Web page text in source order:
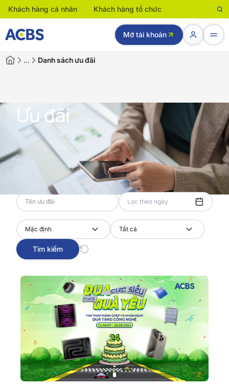
Khách hàng cá nhân Khách hàng tổ chức
Mở tài khoản
… Danh sách ưu đãi
Ưu đãi
Mặc định Tất cả
Tìm kiếm